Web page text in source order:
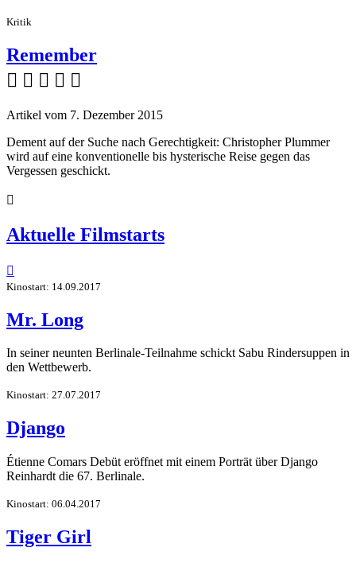
Kritik
Remember
    
Artikel vom 7. Dezember 2015
Dement auf der Suche nach Gerechtigkeit: Christopher Plummer
wird auf eine konventionelle bis hysterische Reise gegen das
Vergessen geschickt.

Aktuelle Filmstarts

Kinostart: 14.09.2017
Mr. Long
In seiner neunten Berlinale-Teilnahme schickt Sabu Rindersuppen in
den Wettbewerb.
Kinostart: 27.07.2017
Django
Étienne Comars Debüt eröffnet mit einem Porträt über Django
Reinhardt die 67. Berlinale.
Kinostart: 06.04.2017
Tiger Girl